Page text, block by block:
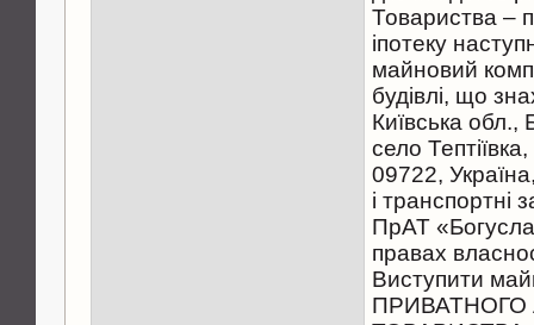
Товариства –
іпотеку
майновий
будівлі, що
Київська обл.,
село
09722,
і транспортні
ПрАТ
правах
Виступити
ПРИВАТНОГО